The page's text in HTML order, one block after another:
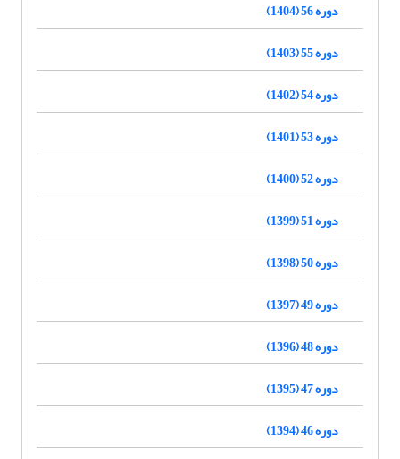
دوره 56 (1404)
دوره 55 (1403)
دوره 54 (1402)
دوره 53 (1401)
دوره 52 (1400)
دوره 51 (1399)
دوره 50 (1398)
دوره 49 (1397)
دوره 48 (1396)
دوره 47 (1395)
دوره 46 (1394)